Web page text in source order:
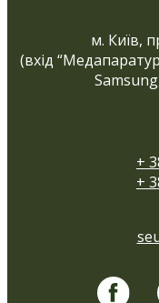
м. Київ,
(вхід
+
+